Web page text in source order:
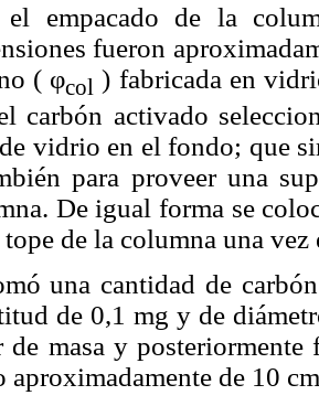
el empacado de la
fueron
( φcol ) fabricada en
carbón activado
vidrio en el fondo; que
para proveer una
De igual forma se
tope de la columna una vez
una cantidad de
de 0,1 mg y de
de masa y posteriormente
aproximadamente de 10